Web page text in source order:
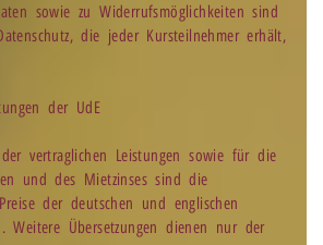
sowie zu Widerrufsmöglichkeiten sind
die jeder Kursteilnehmer erhält,
der UdE
vertraglichen Leistungen sowie für die
und des Mietzinses sind die
der deutschen und englischen
Weitere Übersetzungen dienen nur der